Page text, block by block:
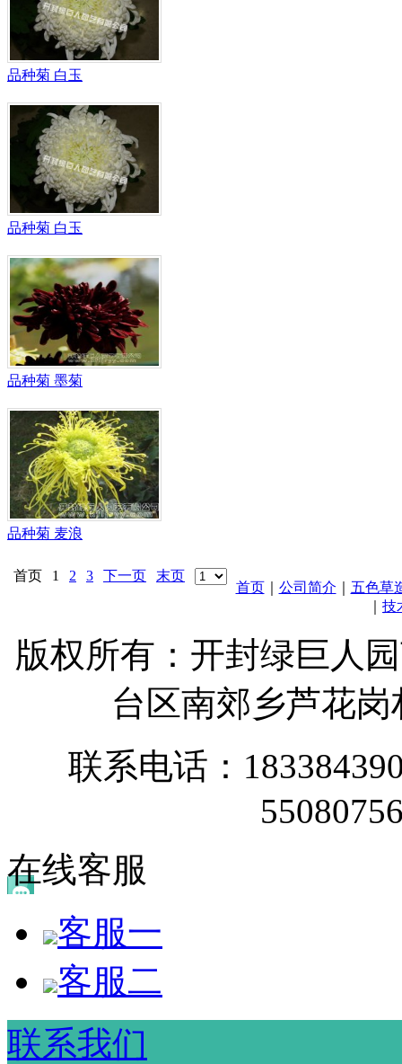
品种菊 白玉
品种菊 白玉
品种菊 墨菊
品种菊 麦浪
首页 1 2 3 下一页 末页
首页｜ 公司简介
五色草
技
版权所有：开封绿巨人
台区南郊乡芦花
联系电话：
在线客服
客服一
客服二
联系我们